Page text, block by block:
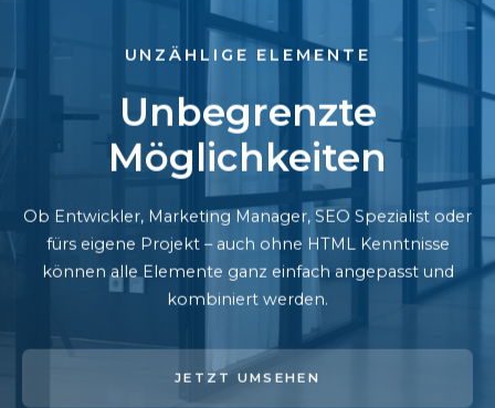
UNZÄHLIGE ELEMENTE
Unbegrenzte
Möglichkeiten
Ob Entwickler, Marketing Manager, SEO Spezialist oder
fürs eigene Projekt – auch ohne HTML Kenntnisse
können alle Elemente ganz einfach angepasst und
kombiniert werden.
JETZT UMSEHEN